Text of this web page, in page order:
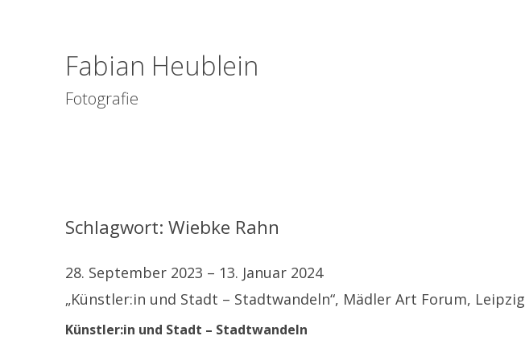
Fabian Heublein
Fotografie
Schlagwort: Wiebke Rahn
28. September 2023 – 13. Januar 2024
„Künstler:in und Stadt – Stadtwandeln​“, Mädler Art Forum, Leipzig
Künstler:in und Stadt – Stadtwandeln